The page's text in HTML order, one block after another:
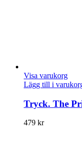
Visa varukorg
Lägg till i
Tryck. The
479 kr